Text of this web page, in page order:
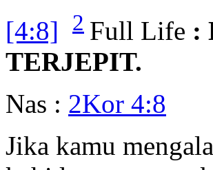
[4:8]
2 Full Life :
TERJEPIT.
Nas : 2Kor 4:8
Jika kamu